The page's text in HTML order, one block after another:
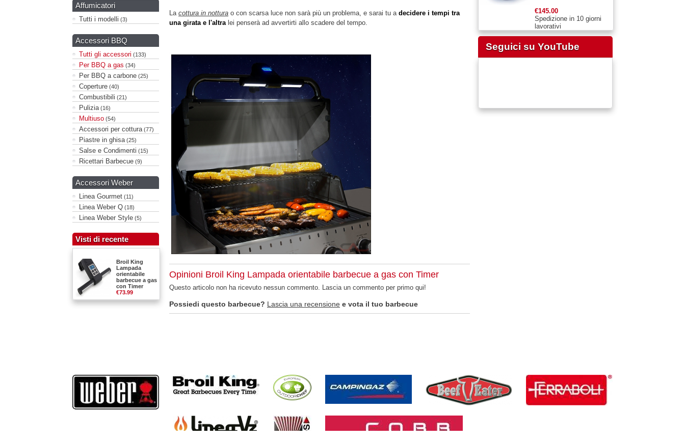
Affumicatori
Tutti i modelli (3)
Accessori BBQ
Tutti gli accessori (133)
Per BBQ a gas (34)
Per BBQ a carbone (25)
Coperture (40)
Combustibili (21)
Pulizia (16)
Multiuso (54)
Accessori per cottura (77)
Piastre in ghisa (25)
Salse e Condimenti (15)
Ricettari Barbecue (9)
Accessori Weber
Linea Gourmet (11)
Linea Weber Q (18)
Linea Weber Style (5)
Visti di recente
Broil King
Lampada
orientabile
barbecue a gas
con Timer
€73.99
La cottura in nottura o con scarsa luce non sarà più un problema, e sarai tu a decidere i tempi tra
una girata e l'altralei penserà ad avvertirti allo scadere del tempo.
Opinioni Broil King Lampada orientabile barbecue a gas con Timer
Questo articolo non ha ricevuto nessun commento. Lascia un commento per primo qui!
Possiedi questo barbecue? Lascia una recensione e vota il tuo barbecue
€145.00
Spedizione in 10 giorni
lavorativi
Seguici su YouTube